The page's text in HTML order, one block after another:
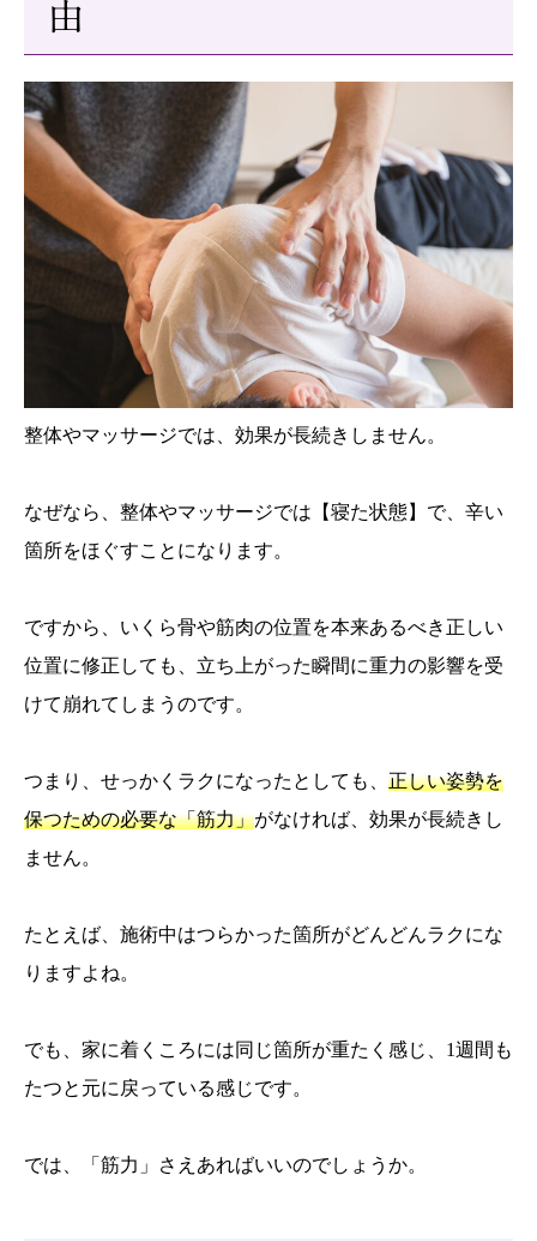
由
整体やマッサージでは、効果が長続きしません。
なぜなら、整体やマッサージでは【寝た状態】で、辛い
箇所をほぐすことになります。
ですから、いくら骨や筋肉の位置を本来あるべき正しい
位置に修正しても、立ち上がった瞬間に重力の影響を受
けて崩れてしまうのです。
つまり、せっかくラクになったとしても、 正しい姿勢を
保つための必要な「筋力」がなければ、効果が長続きし
ません。
たとえば、施術中はつらかった箇所がどんどんラクにな
りますよね。
でも、家に着くころには同じ箇所が重たく感じ、1週間も
たつと元に戻っている感じです。
では、「筋力」さえあればいいのでしょうか。